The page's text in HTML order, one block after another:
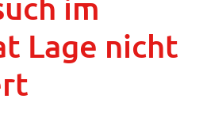
im
Lage nicht